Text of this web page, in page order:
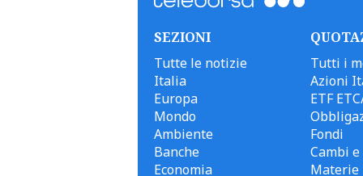
SEZIONI
Tutte le notizie
Italia
Europa
Mondo
Ambiente
Banche
Economia
Tutti i
Azioni
ETF
Fondi
Cambi
Materie